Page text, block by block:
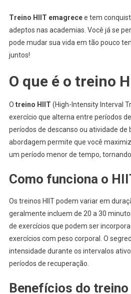
Treino HIIT emagrecee tem
adeptos nas academias. Você já se
pode mudar sua vida em tão pouco
juntos!
O que é o treino
O treino HIIT (High-Intensity Interval
exercício que alterna entre períodos
períodos de descanso ou atividade de
abordagem permite que você
um período menor de tempo,
Como funciona o
Os treinos HIIT podem variar em
geralmente incluem de 20 a 30
de exercícios que podem ser
exercícios com peso corporal. O
intensidade durante os intervalos
períodos de recuperação.
Benefícios do